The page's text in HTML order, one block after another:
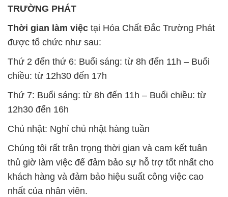
TRƯỜNG PHÁT
Thời gian làm việc tại Hóa Chất Đắc Trường Phát
được tổ chức như sau:
Thứ 2 đến thứ 6: Buổi sáng: từ 8h đến 11h – Buổi
chiều: từ 12h30 đến 17h
Thứ 7: Buổi sáng: từ 8h đến 11h – Buổi chiều: từ
12h30 đến 16h
Chủ nhật: Nghỉ chủ nhật hàng tuần
Chúng tôi rất trân trọng thời gian và cam kết tuân
thủ giờ làm việc để đảm bảo sự hỗ trợ tốt nhất cho
khách hàng và đảm bảo hiệu suất công việc cao
nhất của nhân viên.